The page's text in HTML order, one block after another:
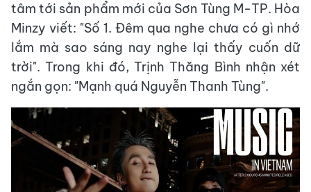
tâm tới sản phẩm mới của Sơn Tùng M-TP. Hòa
Minzy viết: "Số 1. Đêm qua nghe chưa có gì nhớ
lắm mà sao sáng nay nghe lại thấy cuốn dữ
trời". Trong khi đó, Trịnh Thăng Bình nhận xét
ngắn gọn: "Mạnh quá Nguyễn Thanh Tùng".